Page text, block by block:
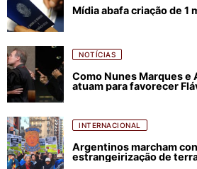
Mídia abafa criação de 1
NOTÍCIAS
Como Nunes Marques e
atuam para favorecer
INTERNACIONAL
Argentinos marcham
estrangeirização de